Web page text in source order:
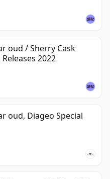
oud / Sherry Cask
2022
oud, Diageo Special